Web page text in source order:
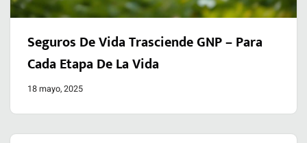
Seguros De Vida Trasciende GNP – Para
Cada Etapa De La Vida
18 mayo, 2025